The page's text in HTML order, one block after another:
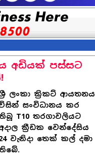
අඩියක් පස්සට
ලංකා ක්‍රිකට් ආයතනය
සංවිධානය කර
T10 තරගාවලියට
ක්‍රීඩක වෙන්දේසිය
වැනිදා තෙක් කල් දමා